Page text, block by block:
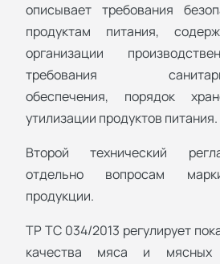
описывает требования
продуктам питания,
организации
требования санитарно-
обеспечения, порядок
утилизации продуктов питания.
Второй технический
отдельно вопросам
продукции.
ТР ТС 034/2013 регулирует
качества мяса и мясных